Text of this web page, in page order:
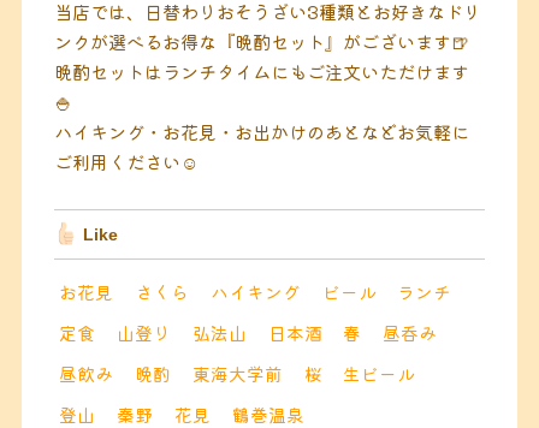
当店では、日替わりおそうざい3種類とお好きなドリ
ンクが選べるお得な『晩酌セット』がございます🍺
晩酌セットはランチタイムにもご注文いただけます
🍚
ハイキング・お花見・お出かけのあとなどお気軽に
ご利用ください☺️
Like
お花見 さくら ハイキング ビール
ランチ
定食
山登り 弘法山 日本酒 春
昼呑み
昼飲み
晩酌 東海大学前 桜
生ビール
登山
秦野 花見 鶴巻温泉